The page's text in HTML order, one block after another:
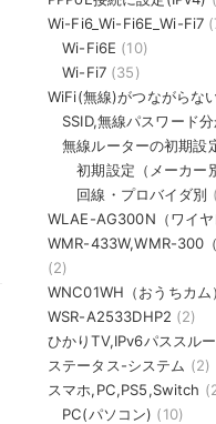
Wi-Fi6_Wi-Fi6E_Wi-Fi7
Wi-Fi6E (10)
Wi-Fi7 (35)
WiFi(無線)がつながらな
SSID,無線パスワード
無線ルーターの初期設
初期設定（メーカー
回線・プロバイダ別
WLAE-AG300N（ワイヤ
WMR-433W,WMR-300
(2)
WNC01WH（おうちカム
WSR-A2533DHP2 (2)
ひかりTV,IPv6パススルー
ステータス-システム (2)
スマホ,PC,PS5,Switch
PC(パソコン) (10)